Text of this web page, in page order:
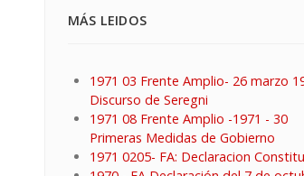
MÁS LEIDOS
1971 03 Frente Amplio- 26 marzo
Discurso de Seregni
1971 08 Frente Amplio -1971 - 30
Primeras Medidas de Gobierno
1971 0205- FA: Declaracion